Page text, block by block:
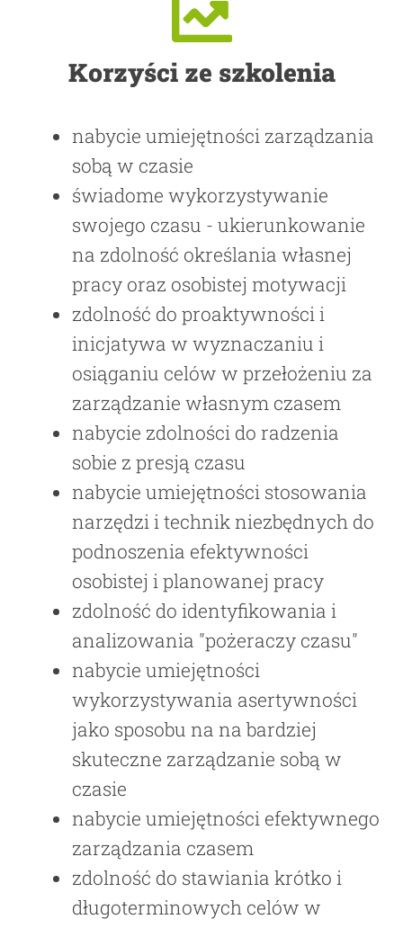
Korzyści ze szkolenia
nabycie umiejętności zarządzania
sobą w czasie
świadome wykorzystywanie
swojego czasu - ukierunkowanie
na zdolność określania własnej
pracy oraz osobistej motywacji
zdolność do proaktywności i
inicjatywa w wyznaczaniu i
osiąganiu celów w przełożeniu za
zarządzanie własnym czasem
nabycie zdolności do radzenia
sobie z presją czasu
nabycie umiejętności stosowania
narzędzi i technik niezbędnych do
podnoszenia efektywności
osobistej i planowanej pracy
zdolność do identyfikowania i
analizowania "pożeraczy czasu"
nabycie umiejętności
wykorzystywania asertywności
jako sposobu na na bardziej
skuteczne zarządzanie sobą w
czasie
nabycie umiejętności efektywnego
zarządzania czasem
zdolność do stawiania krótko i
długoterminowych celów w